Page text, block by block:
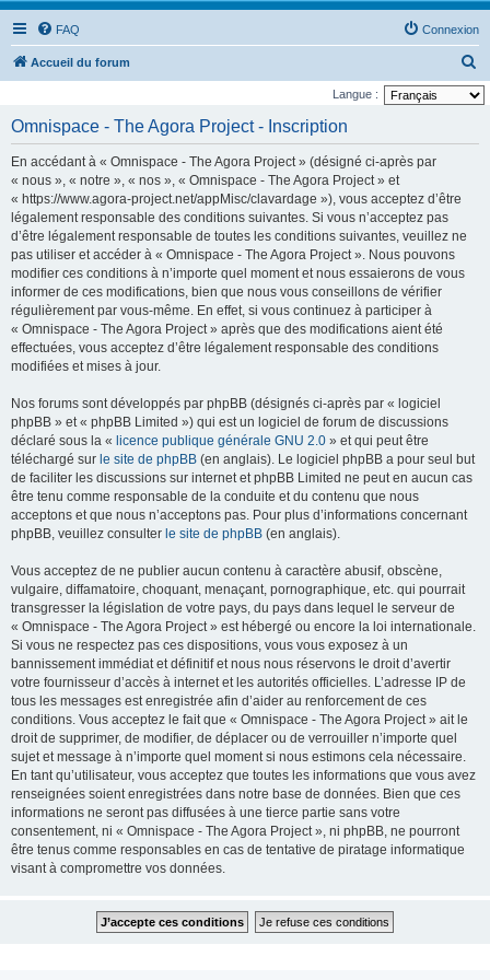
FAQ Connexion
Accueil du forum
e
Langue :
Omnispace - The Agora Project - Inscription
En accédant à « Omnispace - The Agora Project » (désigné ci-après par
« nous », « notre », « nos », « Omnispace - The Agora Project » et
« https://www.agora-project.net/appMisc/clavardage »), vous acceptez d’être
légalement responsable des conditions suivantes. Si vous n’acceptez pas
d’être légalement responsable de toutes les conditions suivantes, veuillez ne
pas utiliser et accéder à « Omnispace - The Agora Project ». Nous pouvons
modifier ces conditions à n’importe quel moment et nous essaierons de vous
informer de ces modifications, bien que nous vous conseillons de vérifier
régulièrement par vous-même. En effet, si vous continuez à participer à
« Omnispace - The Agora Project » après que des modifications aient été
effectuées, vous acceptez d’être légalement responsable des conditions
modifiées et mises à jour.
Nos forums sont développés par phpBB (désignés ci-après par « logiciel
phpBB » et « phpBB Limited ») qui est un logiciel de forum de discussions
déclaré sous la « licence publique générale GNU 2.0 » et qui peut être
téléchargé sur le site de phpBB (en anglais). Le logiciel phpBB a pour seul but
de faciliter les discussions sur internet et phpBB Limited ne peut en aucun cas
être tenu comme responsable de la conduite et du contenu que nous
acceptons et que nous n’acceptons pas. Pour plus d’informations concernant
phpBB, veuillez consulter le site de phpBB (en anglais).
Vous acceptez de ne publier aucun contenu à caractère abusif, obscène,
vulgaire, diffamatoire, choquant, menaçant, pornographique, etc. qui pourrait
transgresser la législation de votre pays, du pays dans lequel le serveur de
« Omnispace - The Agora Project » est hébergé ou encore la loi internationale.
Si vous ne respectez pas ces dispositions, vous vous exposez à un
bannissement immédiat et définitif et nous nous réservons le droit d’avertir
votre fournisseur d’accès à internet et les autorités officielles. L’adresse IP de
tous les messages est enregistrée afin d’aider au renforcement de ces
conditions. Vous acceptez le fait que « Omnispace - The Agora Project » ait le
droit de supprimer, de modifier, de déplacer ou de verrouiller n’importe quel
sujet et message à n’importe quel moment si nous estimons cela nécessaire.
En tant qu’utilisateur, vous acceptez que toutes les informations que vous avez
renseignées soient enregistrées dans notre base de données. Bien que ces
informations ne seront pas diffusées à une tierce partie sans votre
consentement, ni « Omnispace - The Agora Project », ni phpBB, ne pourront
être tenus comme responsables en cas de tentative de piratage informatique
visant à compromettre vos données.